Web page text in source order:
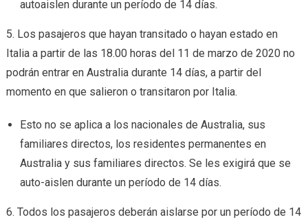
autoaislen durante un período de 14 días.
5. Los pasajeros que hayan transitado o hayan estado en
Italia a partir de las 18.00 horas del 11 de marzo de 2020 no
podrán entrar en Australia durante 14 días, a partir del
momento en que salieron o transitaron por Italia.
Esto no se aplica a los nacionales de Australia, sus
familiares directos, los residentes permanentes en
Australia y sus familiares directos. Se les exigirá que se
auto-aislen durante un período de 14 días.
6. Todos los pasajeros deberán aislarse por un período de 14